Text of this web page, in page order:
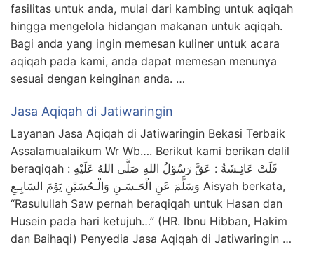
fasilitas untuk anda, mulai dari kambing untuk aqiqah
hingga mengelola hidangan makanan untuk aqiqah.
Bagi anda yang ingin memesan kuliner untuk acara
aqiqah pada kami, anda dapat memesan menunya
sesuai dengan keinginan anda. …
Jasa Aqiqah di Jatiwaringin
Layanan Jasa Aqiqah di Jatiwaringin Bekasi Terbaik
Assalamualaikum Wr Wb…. Berikut kami berikan dalil
beraqiqah : قَلَتْ عَائِـشَةُ : عَقَّ رَسُوْلُ اللهِ صَلَّى اللهُ عَلَيْهِ
وَسَلَّمَ عَنِ الْحَـسَـنِ وَالْـحُسَيْنِ يَوْمَ السَابِـعِ Aisyah berkata,
“Rasulullah Saw pernah beraqiqah untuk Hasan dan
Husein pada hari ketujuh…” (HR. Ibnu Hibban, Hakim
dan Baihaqi) Penyedia Jasa Aqiqah di Jatiwaringin …